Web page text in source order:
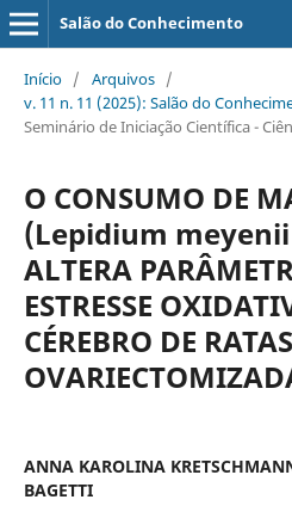
Salão do Conhecimento
Início / Arquivos /
v. 11 n. 11 (2025): Salão do
Seminário de Iniciação Científica -
O CONSUMO DE
(Lepidium
ALTERA
ESTRESSE
CÉREBRO DE RATAS
ANNA KAROLINA
BAGETTI